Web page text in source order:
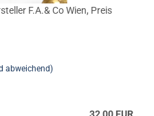
F.A.& Co Wien, Preis
abweichend)